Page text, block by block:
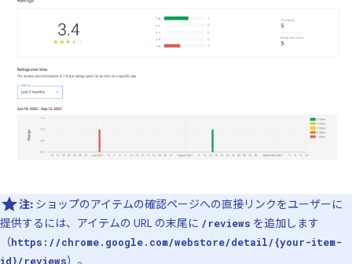
注: ショップのアイテムの確認ページへの直接リンクをユーザーに
提供するには、アイテムの URL の末尾に /reviews を追加します
（https://chrome.google.com/webstore/detail/{your-item-
id}/reviews）。